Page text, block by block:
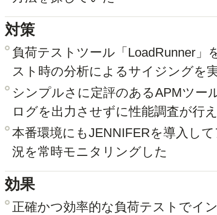
対策
負荷テストツール「LoadRunner」
スト時の分析によるサイジングを
シンプルさに定評のあるAPMツー
ログを出力させずに性能調査が行
本番環境にもJENNIFERを導入し
況を常時モニタリングした
効果
正確かつ効率的な負荷テストでイ